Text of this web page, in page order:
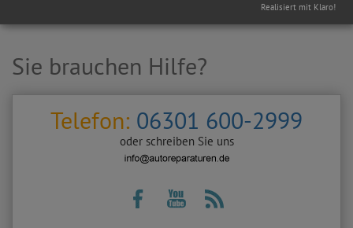
Sie brauchen Hilfe?
Telefon: 06301 600-2999
oder schreiben Sie uns
Realisiert mit Klaro!